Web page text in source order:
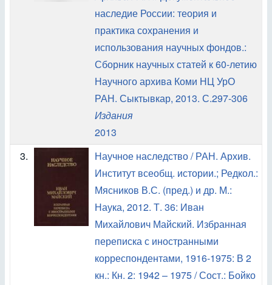
наследие России: теория и
практика сохранения и
использования научных фондов.:
Сборник научных статей к 60-летию
Научного архива Коми НЦ УрО
РАН. Сыктывкар, 2013. С.297-306
Издания
2013
3.
Научное наследство / РАН. Архив.
Институт всеобщ. истории.; Редкол.:
Мясников В.С. (пред.) и др. М.:
Наука, 2012. Т. 36: Иван
Михайлович Майский. Избранная
переписка с иностранными
корреспондентами, 1916-1975: В 2
кн.: Кн. 2: 1942 – 1975 / Сост.: Бойко